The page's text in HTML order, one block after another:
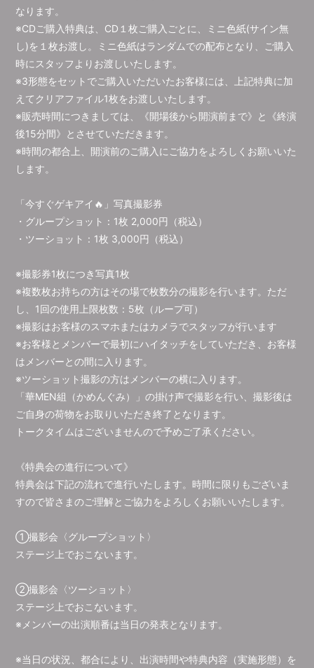
なります。
※CDご購入特典は、CD１枚ご購入ごとに、ミニ色紙(サイン無
し)を１枚お渡し。ミニ色紙はランダムでの配布となり、ご購入
時にスタッフよりお渡しいたします。
※3形態をセットでご購入いただいたお客様には、上記特典に加
えてクリアファイル1枚をお渡しいたします。
※販売時間につきましては、《開場後から開演前まで》と《終演
後15分間》とさせていただきます。
※時間の都合上、開演前のご購入にご協力をよろしくお願いいた
します。
「今すぐゲキアイ🔥」写真撮影券
・グループショット：1枚 2,000円（税込）
・ツーショット：1枚 3,000円（税込）
※撮影券1枚につき写真1枚
※複数枚お持ちの方はその場で枚数分の撮影を行います。ただ
し、1回の使用上限枚数：5枚（ループ可）
※撮影はお客様のスマホまたはカメラでスタッフが行います
※お客様とメンバーで最初にハイタッチをしていただき、お客様
はメンバーとの間に入ります。
※ツーショット撮影の方はメンバーの横に入ります。
「華MEN組（かめんぐみ）」の掛け声で撮影を行い、撮影後は
ご自身の荷物をお取りいただき終了となります。
トークタイムはございませんので予めご了承ください。
《特典会の進行について》
特典会は下記の流れで進行いたします。時間に限りもございま
すので皆さまのご理解とご協力をよろしくお願いいたします。
①撮影会〈グループショット〉
ステージ上でおこないます。
②撮影会〈ツーショット〉
ステージ上でおこないます。
※メンバーの出演順番は当日の発表となります。
※当日の状況、都合により、出演時間や特典内容（実施形態）を